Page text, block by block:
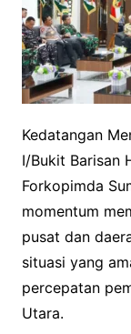
Kedatangan
I/Bukit Barisan
Forkopimda
momentum
pusat dan
situasi yang
percepatan
Utara.